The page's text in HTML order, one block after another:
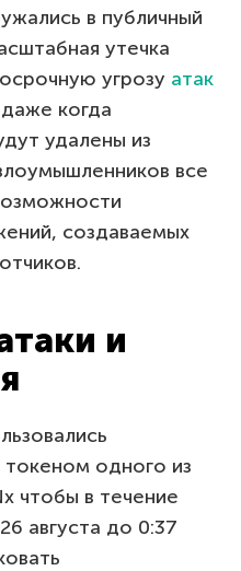
в публичный
утечка
угрозу атак
когда
удалены из
все
создаваемых
и
одного из
чтобы в течение
августа до 0:37